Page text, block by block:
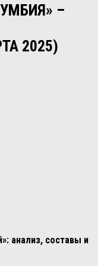
–
2025)
анализ, составы и